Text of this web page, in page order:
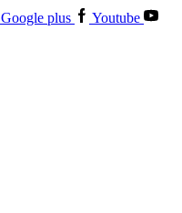
Google plus
Youtube